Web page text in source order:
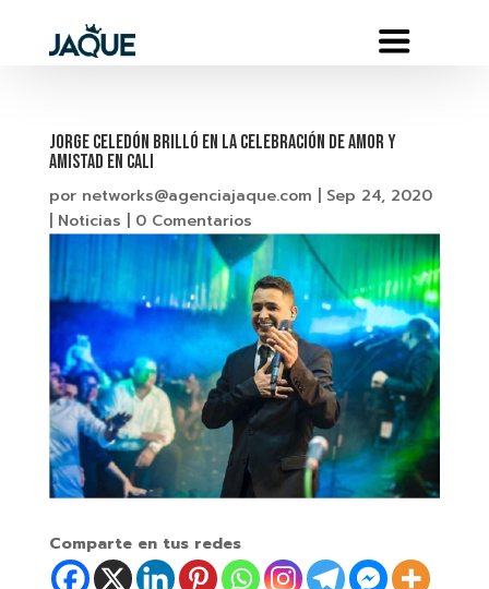
JORGE CELEDÓN BRILLÓ EN LA CELEBRACIÓN DE AMOR Y
AMISTAD EN CALI
por networks@agenciajaque.com
Sep 24, 2020
Noticias 0 Comentarios
Comparte en tus redes